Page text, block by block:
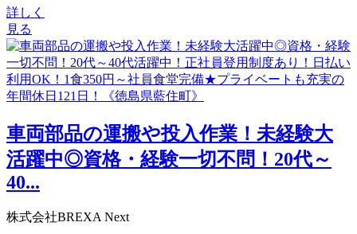
詳しく
見る
車両部品の運搬や投入作業！未経験大
活躍中◎資格・経験一切不問！20代～
40...
株式会社BREXA Next